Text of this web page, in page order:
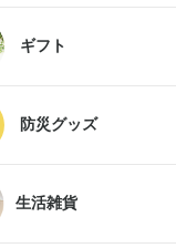
ギフト
防災グッズ
生活雑貨